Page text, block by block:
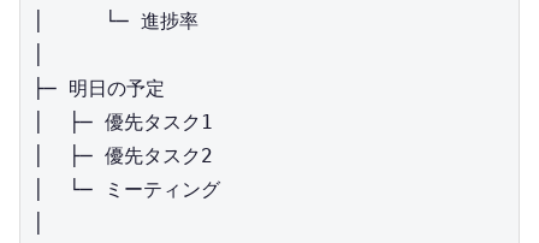
│     └─ 進捗率
├─ 明日の予定
│  ├─ 優先タスク1
│  ├─ 優先タスク2
│  └─ ミーティング